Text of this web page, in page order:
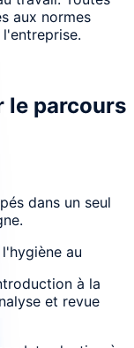
aux normes
le parcours
dans un seul
au
à la
et revue